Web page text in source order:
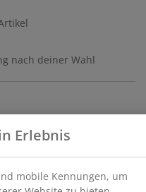
nach deiner Wahl
Erlebnis
Informationen
teilen wir
Marketingpartnern